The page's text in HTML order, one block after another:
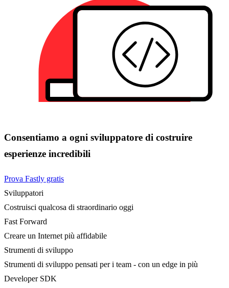
Consentiamo a ogni sviluppatore di costruire
esperienze incredibili
Prova Fastly gratis
Sviluppatori
Costruisci qualcosa di straordinario oggi
Fast Forward
Creare un Internet più affidabile
Strumenti di sviluppo
Strumenti di sviluppo pensati per i team - con un edge in più
Developer SDK